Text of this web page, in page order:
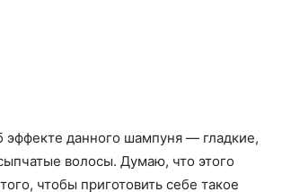
эффекте данного шампуня — гладкие,
волосы. Думаю, что этого
чтобы приготовить себе такое